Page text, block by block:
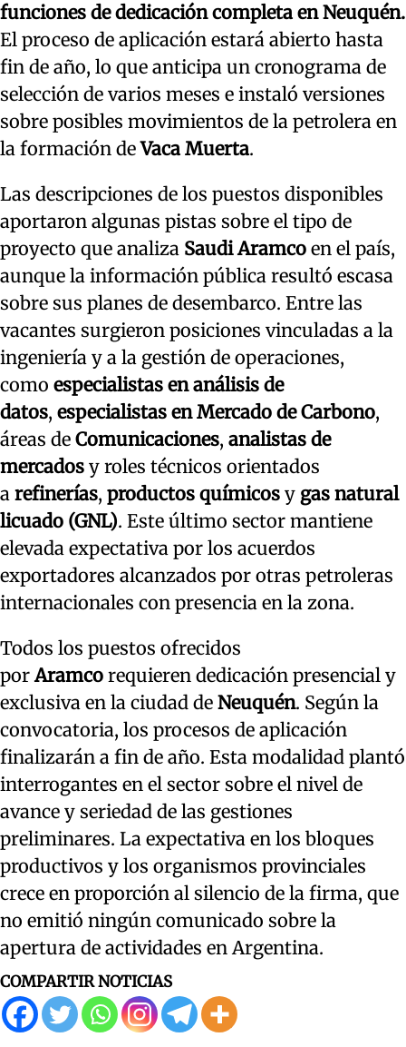
funciones de dedicación completa en Neuquén.
El proceso de aplicación estará abierto hasta
fin de año, lo que anticipa un cronograma de
selección de varios meses e instaló versiones
sobre posibles movimientos de la petrolera en
la formación deVaca Muerta.
Las descripciones de los puestos disponibles
aportaron algunas pistas sobre el tipo de
proyecto que analiza Saudi Aramco en el país,
aunque la información pública resultó escasa
sobre sus planes de desembarco. Entre las
vacantes surgieron posiciones vinculadas a la
ingeniería y a la gestión de operaciones,
como especialistas en análisis de
datos, especialistas en Mercado de Carbono,
áreas de Comunicaciones, analistas de
mercados y roles técnicos orientados
a refinerías, productos químicos y gas natural
licuado (GNL). Este último sector mantiene
elevada expectativa por los acuerdos
exportadores alcanzados por otras petroleras
internacionales con presencia en la zona.
Todos los puestos ofrecidos
porAramco requieren dedicación presencial y
exclusiva en la ciudad de Neuquén. Según la
convocatoria, los procesos de aplicación
finalizarán a fin de año. Esta modalidad plantó
interrogantes en el sector sobre el nivel de
avance y seriedad de las gestiones
preliminares. La expectativa en los bloques
productivos y los organismos provinciales
crece en proporción al silencio de la firma, que
no emitió ningún comunicado sobre la
apertura de actividades en Argentina.
COMPARTIR NOTICIAS